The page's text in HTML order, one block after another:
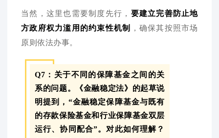
当然，这里也需要制度先行， 要建立完善防止地
方政府权力滥用的约束性机制 ，确保其按照市场
原则依法办事。
Q7：关于不同的保障基金之间的关
系的问题。《金融稳定法》的起草说
明提到，“金融稳定保障基金与既有
的存款保险基金和行业保障基金双层
运行、协同配合”。对此如何理解？